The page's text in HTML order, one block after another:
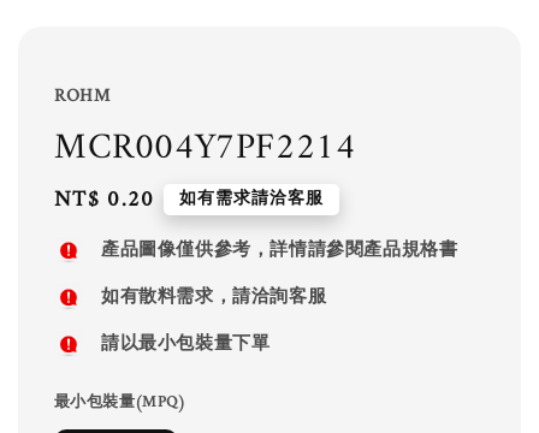
ROHM
MCR004Y7PF2214
Regular
price
NT$ 0.20 如有需求請洽客服
產品圖像僅供參考，詳情請參閱產品規格書
如有散料需求，請洽詢客服
請以最小包裝量下單
最小包裝量(MPQ)